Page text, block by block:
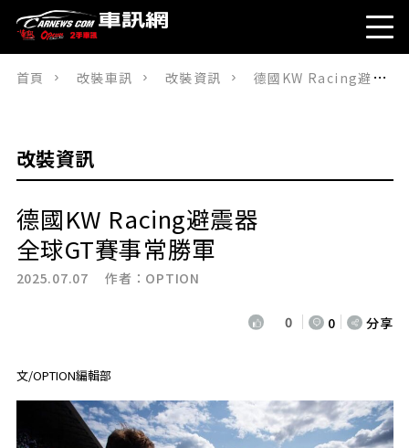
首頁 改裝車訊 改裝資訊 德國KW Racing避震器全球GT賽事常勝軍
改裝資訊
德國KW Racing避震器
全球GT賽事常勝軍
2025.07.07 作者： OPTION
0 0 分享
文/OPTION編輯部